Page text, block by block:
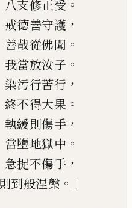
八支修正受 。
戒德善守護 ，
善哉從佛聞 。
我當放汝子 。
染污行苦行 ，
終不得大果 。
執緩則傷手 ，
當墮地獄中 。
急捉不傷手 ，
則到般涅槃 。」